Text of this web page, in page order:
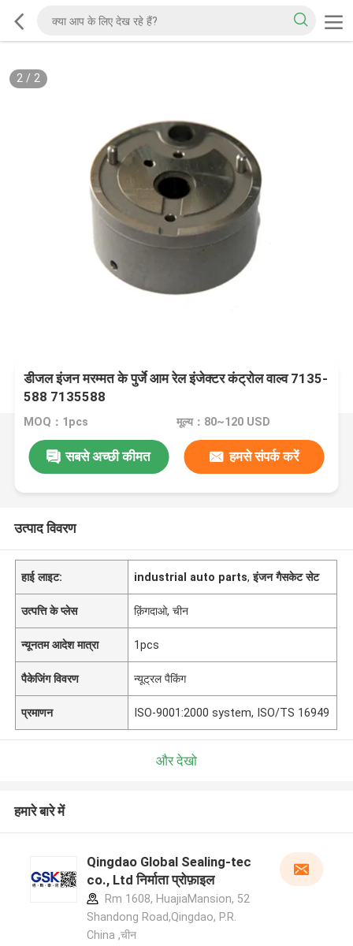
2/ 2
डीजल इंजन मरम्मत के पुर्जे आम रेल इंजेक्टर कंट्रोल वाल्व 7135-
588 7135588
MOQ：1pcs मूल्य：80~120 USD
सबसे अच्छी कीमत हमसे संपर्क करें
उत्पाद विवरण
हाई लाइट: industrial auto parts,इंजन गैसकेट सेट
उत्पत्ति के प्लेस क़िंगदाओ, चीन
न्यूनतम आदेश मात्रा 1pcs
पैकेजिंग विवरण न्यूट्रल पैकिंग
प्रमाणन ISO-9001:2000 system, ISO/TS 16949
और देखो
हमारे बारे में
Qingdao Global Sealing-tec
co., Ltd निर्माता प्रोफ़ाइल
Rm 1608, HuajiaMansion, 52
Shandong Road,Qingdao, P.R.
China ,चीन